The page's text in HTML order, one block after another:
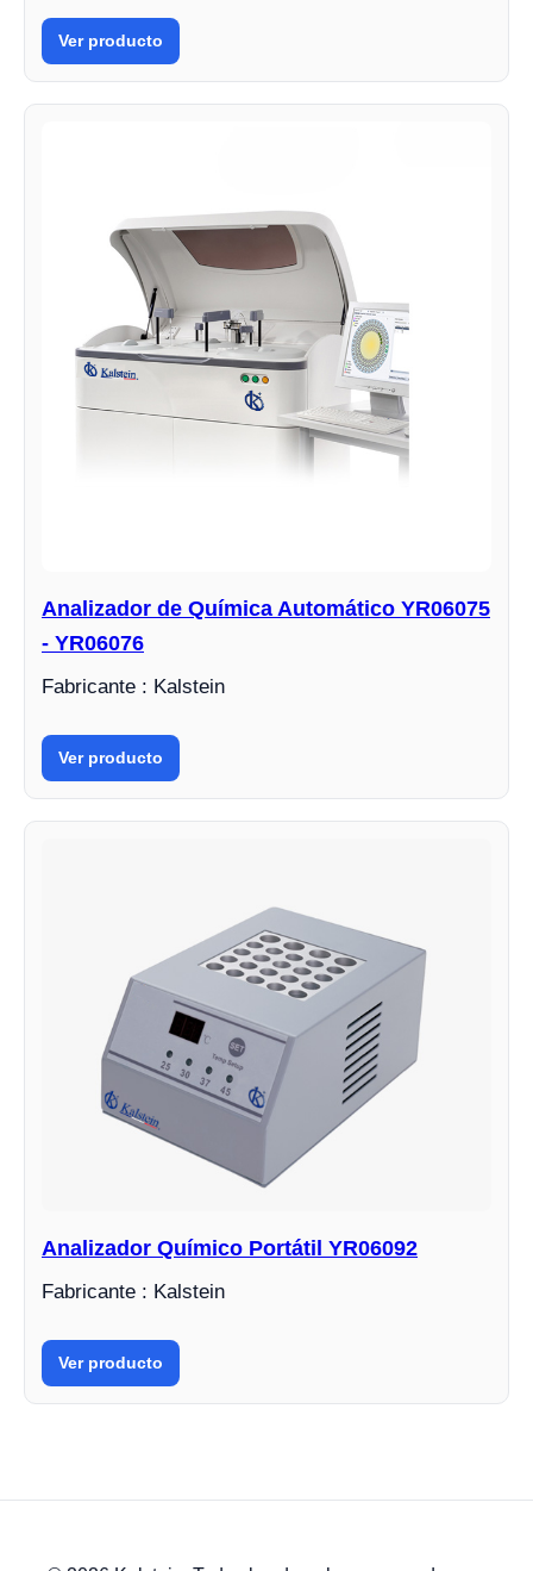
Ver producto
Analizador de Química Automático YR06075
- YR06076
Fabricante : Kalstein
Ver producto
Analizador Químico Portátil YR06092
Fabricante : Kalstein
Ver producto